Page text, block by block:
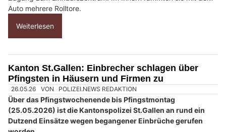
a
n
ä
h
l
e
n
S
26.06.26 VON POLIZEI.NEWS REDAKTION
Am frühen Freitagmorgen (26.06.2026) ist es zu einem
Einbruch ins Haag-Center gekommen.
Die unbekannte Täterschaft verwendete ein zuvor
entwendetes Auto als Rammbock und verschaffte sich so